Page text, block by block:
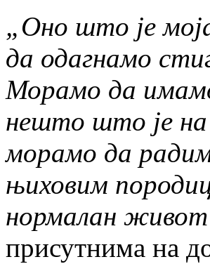
„Оно што је
да одагнамо
Морамо да
нешто што је на
морамо да
њиховим
нормалан
присутнима на